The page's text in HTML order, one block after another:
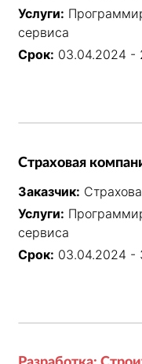
Услуги:
сервиса
Срок: 03.04.2024 -
Страховая
Заказчик:
Услуги:
сервиса
Срок: 03.04.2024 -